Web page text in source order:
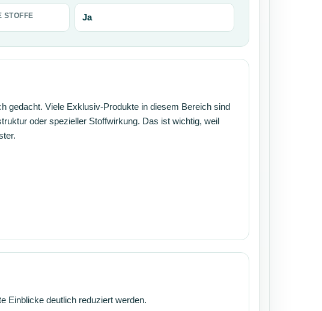
STOFFE Ja
gedacht. Viele Exklusiv-Produkte in diesem Bereich sind
oder spezieller Stoffwirkung. Das ist wichtig, weil
Einblicke deutlich reduziert werden.